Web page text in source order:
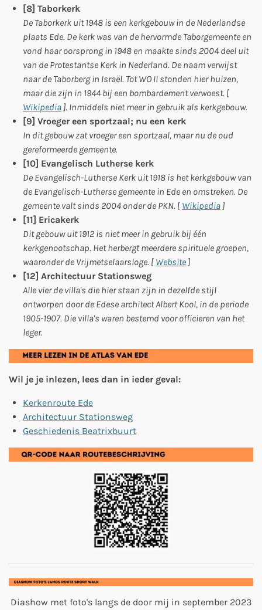
[8] Taborkerk
De Taborkerk uit 1948 is een kerkgebouw in de Nederlandse
plaats Ede. De kerk was van de hervormde Taborgemeente en
vond haar oorsprong in 1948 en maakte sinds 2004 deel uit
van de Protestantse Kerk in Nederland. De naam verwijst
naar de Taborberg in Israël. Tot WO II stonden hier huizen,
maar die zijn in 1944 bij een bombardement verwoest. [
Wikipedia ]. Inmiddels niet meer in gebruik als kerkgebouw.
[9] Vroeger een sportzaal; nu een kerk
In dit gebouw zat vroeger een sportzaal, maar nu de oud
gereformeerde gemeente.
[10] Evangelisch Lutherse kerk
De Evangelisch-Lutherse Kerk uit 1918 is het kerkgebouw van
de Evangelisch-Lutherse gemeente in Ede en omstreken. De
gemeente valt sinds 2004 onder de PKN. [ Wikipedia ]
[11] Ericakerk
Dit gebouw uit 1912 is niet meer in gebruik bij één
kerkgenootschap. Het herbergt meerdere spirituele groepen,
waaronderde Vrijmetselaarsloge. [ Website ]
[12] Architectuur Stationsweg
Alle vier de villa's die hier staan zijn in dezelfde stijl
ontworpen door de Edese architect Albert Kool, in de periode
1905-1907. Die villa's waren bestemd voor officieren van het
leger.
Wil je je inlezen, lees dan in ieder geval:
Kerkenroute Ede
Architectuur Stationsweg
Geschiedenis Beatrixbuurt
Diashow met foto's langs de door mij in september 2023